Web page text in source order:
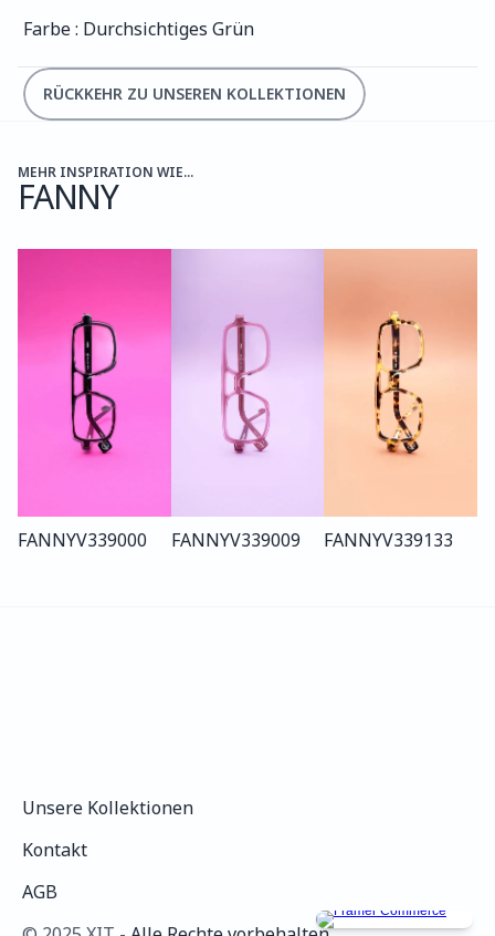
Farbe : Durchsichtiges Grün
RÜCKKEHR ZU UNSEREN KOLLEKTIONEN
MEHR INSPIRATION WIE...
FANNY
FANNYV339000 FANNYV339009 FANNYV339133
Unsere Kollektionen
Kontakt
AGB